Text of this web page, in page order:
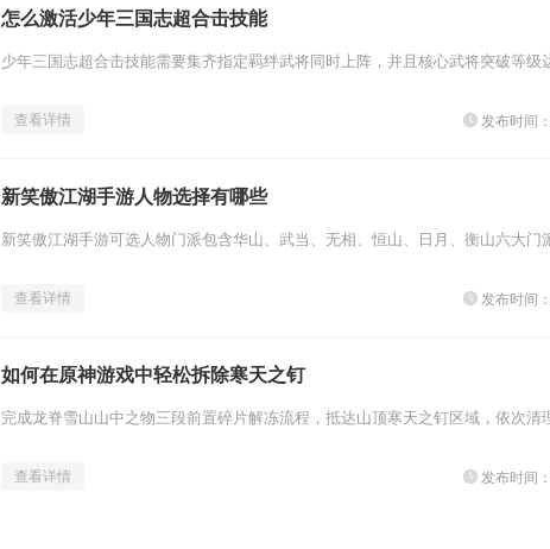
怎么激活少年三国志超合击技能
查看详情 发布时间
新笑傲江湖手游人物选择有哪些
查看详情 发布时间
如何在原神游戏中轻松拆除寒天之钉
查看详情 发布时间